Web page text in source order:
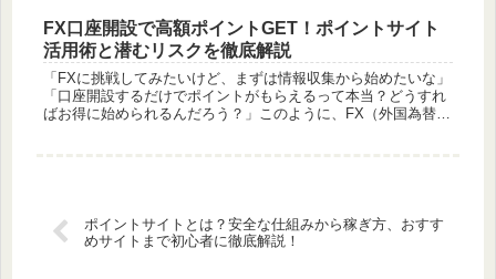
FX口座開設で高額ポイントGET！ポイントサイト
活用術と潜むリスクを徹底解説
「FXに挑戦してみたいけど、まずは情報収集から始めたいな」
「口座開設するだけでポイントがもらえるって本当？どうすれ
ばお得に始められるんだろう？」このように、FX（外国為替証
ポイントサイトとは？安全な仕組みから稼ぎ方、おすす
めサイトまで初心者に徹底解説！